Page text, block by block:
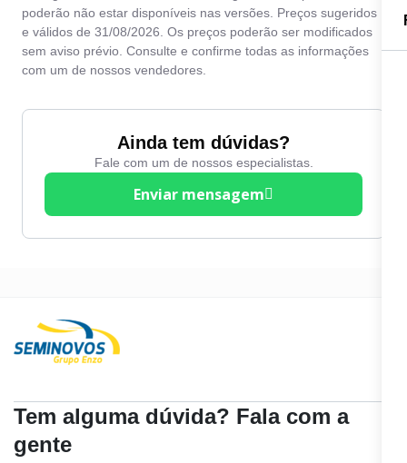
Direção hidráulica
Entrada USB
Kit Multimídia
Travas elétricas
Vidros elétricos
de Altura
poderão não estar disponíveis nas versões. Preços sugeridos
e válidos de 31/08/2026. Os preços poderão ser modificados
sem aviso prévio. Consulte e confirme todas as informações
com um de nossos vendedores.
Ainda tem dúvidas?
Fale com um de nossos especialistas.
Enviar mensagem
Tem alguma dúvida? Fala com a
gente